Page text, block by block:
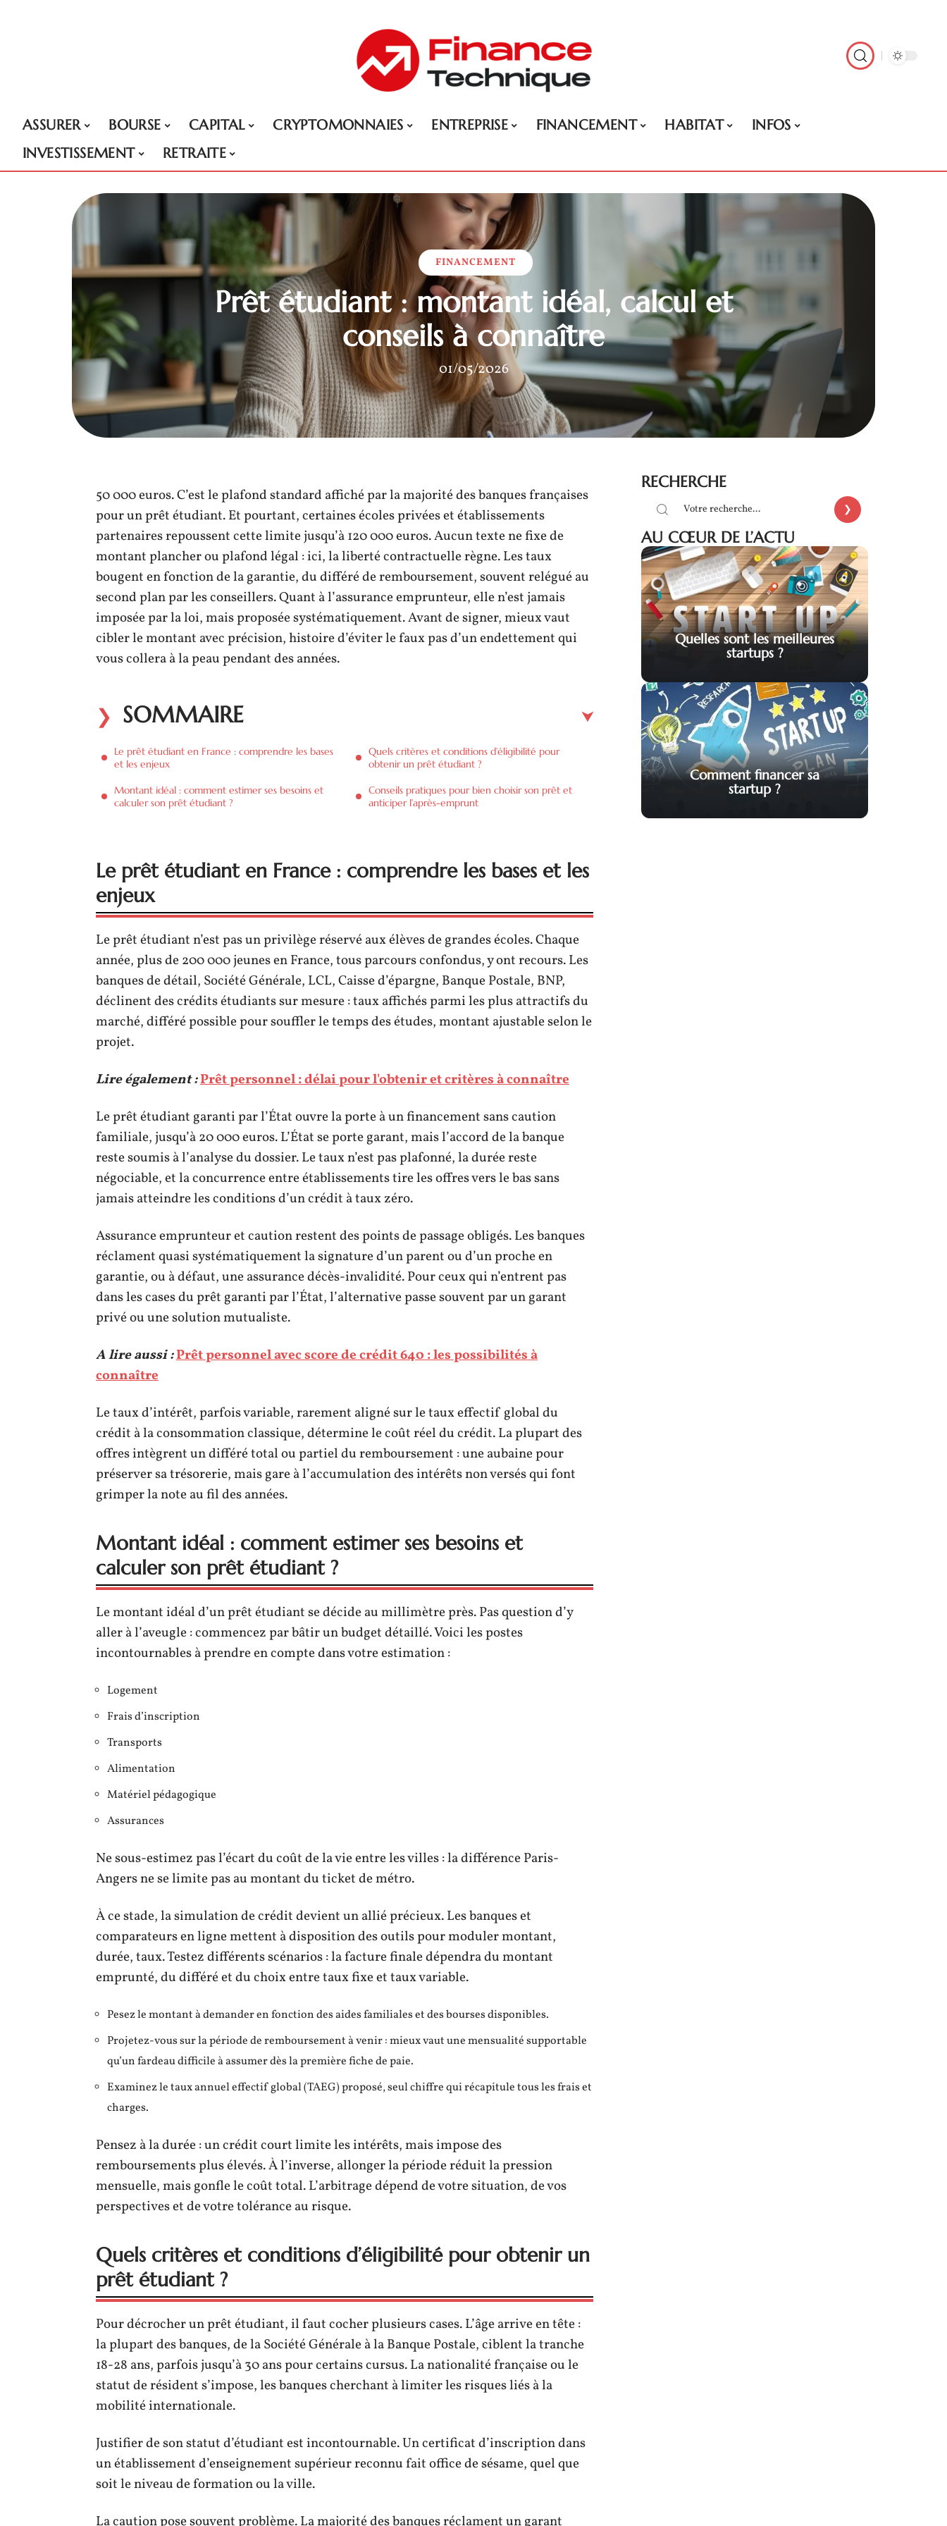
ASSURER BOURSE CAPITAL CRYPTOMONNAIES ENTREPRISE FINANCEMENT HABITAT
INFOS
INVESTISSEMENT
RETRAITE
FINANCEMENT
Prêt étudiant : montant idéal, calcul et
conseils à connaître
01/05/2026
50 000 euros. C’est le plafond standard affiché par la majorité des banques françaises
pour un prêt étudiant. Et pourtant, certaines écoles privées et établissements
partenaires repoussent cette limite jusqu’à 120 000 euros. Aucun texte ne fixe de
montant plancher ou plafond légal : ici, la liberté contractuelle règne. Les taux
bougent en fonction de la garantie, du différé de remboursement, souvent relégué au
second plan par les conseillers. Quant à l’assurance emprunteur, elle n’est jamais
imposée par la loi, mais proposée systématiquement. Avant de signer, mieux vaut
cibler le montant avec précision, histoire d’éviter le faux pas d’un endettement qui
vous collera à la peau pendant des années.
SOMMAIRE
Le prêt étudiant en France : comprendre les bases
et les enjeux
Montant idéal : comment estimer ses besoins et
calculer son prêt étudiant ?
Quels critères et conditions d’éligibilité pour
obtenir un prêt étudiant ?
Conseils pratiques pour bien choisir son prêt et
anticiper l’après-emprunt
Le prêt étudiant en France : comprendre les bases et les
enjeux
Le prêt étudiant n’est pas un privilège réservé aux élèves de grandes écoles. Chaque
année, plus de 200 000 jeunes en France, tous parcours confondus, y ont recours. Les
banques de détail, Société Générale, LCL, Caisse d’épargne, Banque Postale, BNP,
déclinent des crédits étudiants sur mesure : taux affichés parmi les plus attractifs du
marché, différé possible pour souffler le temps des études, montant ajustable selon le
projet.
Lire également :Prêt personnel : délai pour l'obtenir et critères à connaître
Le prêt étudiant garanti par l’État ouvre la porte à un financement sans caution
familiale, jusqu’à 20 000 euros. L’État se porte garant, mais l’accord de la banque
reste soumis à l’analyse du dossier. Le taux n’est pas plafonné, la durée reste
négociable, et la concurrence entre établissements tire les offres vers le bas sans
jamais atteindre les conditions d’un crédit à taux zéro.
Assurance emprunteur et caution restent des points de passage obligés. Les banques
réclament quasi systématiquement la signature d’un parent ou d’un proche en
garantie, ou à défaut, une assurance décès-invalidité. Pour ceux qui n’entrent pas
dans les cases du prêt garanti par l’État, l’alternative passe souvent par un garant
privé ou une solution mutualiste.
A lire aussi :Prêt personnel avec score de crédit 640 : les possibilités à
connaître
Le taux d’intérêt, parfois variable, rarement aligné sur le taux effectif global du
crédit à la consommation classique, détermine le coût réel du crédit. La plupart des
offres intègrent un différé total ou partiel du remboursement : une aubaine pour
préserver sa trésorerie, mais gare à l’accumulation des intérêts non versés qui font
grimper la note au fil des années.
Montant idéal : comment estimer ses besoins et
calculer son prêt étudiant ?
Le montant idéal d’un prêt étudiant se décide au millimètre près. Pas question d’y
aller à l’aveugle : commencez par bâtir un budget détaillé. Voici les postes
incontournables à prendre en compte dans votre estimation :
Logement
Frais d’inscription
Transports
Alimentation
Matériel pédagogique
Assurances
Ne sous-estimez pas l’écart du coût de la vie entre les villes : la différence Paris-
Angers ne se limite pas au montant du ticket de métro.
À ce stade, la simulation de crédit devient un allié précieux. Les banques et
comparateurs en ligne mettent à disposition des outils pour moduler montant,
durée, taux. Testez différents scénarios : la facture finale dépendra du montant
emprunté, du différé et du choix entre taux fixe et taux variable.
Pesez le montant à demander en fonction des aides familiales et des bourses disponibles.
Projetez-vous sur la période de remboursement à venir : mieux vaut une mensualité supportable
qu’un fardeau difficile à assumer dès la première fiche de paie.
Examinez le taux annuel effectif global (TAEG) proposé, seul chiffre qui récapitule tous les frais et
charges.
Pensez à la durée : un crédit court limite les intérêts, mais impose des
remboursements plus élevés. À l’inverse, allonger la période réduit la pression
mensuelle, mais gonfle le coût total. L’arbitrage dépend de votre situation, de vos
perspectives et de votre tolérance au risque.
Quels critères et conditions d’éligibilité pour obtenir un
prêt étudiant ?
Pour décrocher un prêt étudiant, il faut cocher plusieurs cases. L’âge arrive en tête :
la plupart des banques, de la Société Générale à la Banque Postale, ciblent la tranche
18-28 ans, parfois jusqu’à 30 ans pour certains cursus. La nationalité française ou le
statut de résident s’impose, les banques cherchant à limiter les risques liés à la
mobilité internationale.
Justifier de son statut d’étudiant est incontournable. Un certificat d’inscription dans
un établissement d’enseignement supérieur reconnu fait office de sésame, quel que
soit le niveau de formation ou la ville.
La caution pose souvent problème. La majorité des banques réclament un garant
RECHERCHE
AU CŒUR DE L’ACTU
Quelles sont les meilleures
startups ?
Comment financer sa
startup ?